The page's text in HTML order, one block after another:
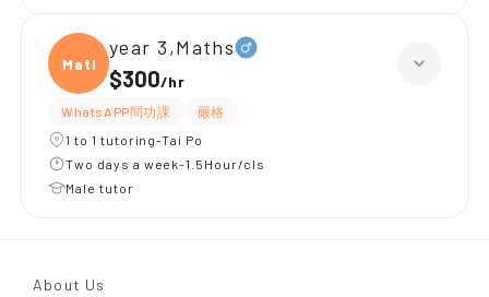
Maths
year 3,Maths
$300/hr
WhatsAPP問功課
嚴格
1 to 1 tutoring-Tai Po
Two days a week-1.5Hour/cls
Male tutor
About Us